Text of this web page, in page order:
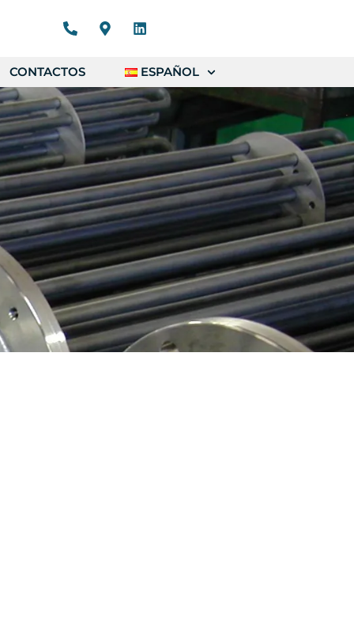
CONTACTOS ESPAÑOL